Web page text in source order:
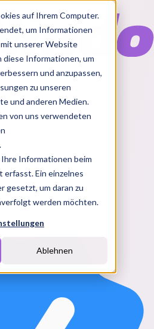
auf Ihrem Computer.
um Informationen
mit unserer Website
Informationen, um
und anzupassen,
zu unseren
und anderen Medien.
von uns verwendeten
Informationen beim
Ein einzelnes
gesetzt, um daran zu
werden möchten.
Ablehnen
Pakete